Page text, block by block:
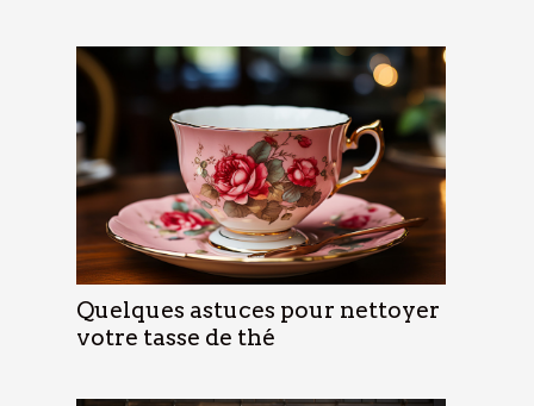
Quelques astuces pour nettoyer
votre tasse de thé